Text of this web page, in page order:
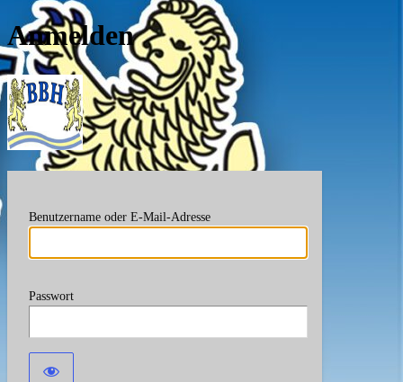
Anmelden
Berufsverband
Benutzername oder E-Mail-Adresse
Passwort